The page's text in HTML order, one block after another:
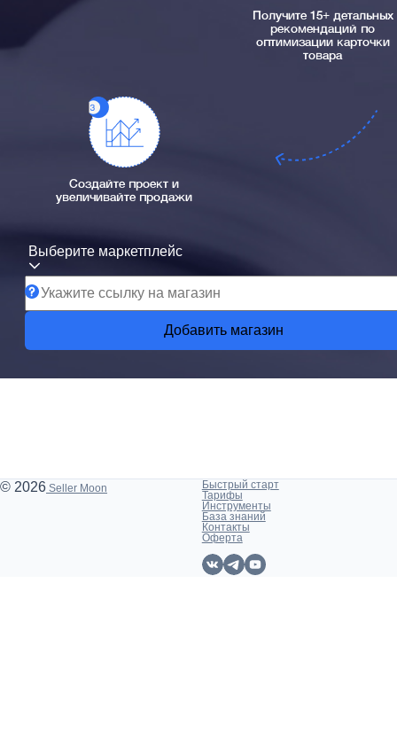
Получите 15+ детальных
рекомендаций по
оптимизации карточки
товара
Создайте проект и
увеличивайте продажи
Выберите маркетплейс
Добавить магазин
© 2026 Seller Moon
Быстрый старт
Тарифы
Инструменты
База знаний
Контакты
Оферта